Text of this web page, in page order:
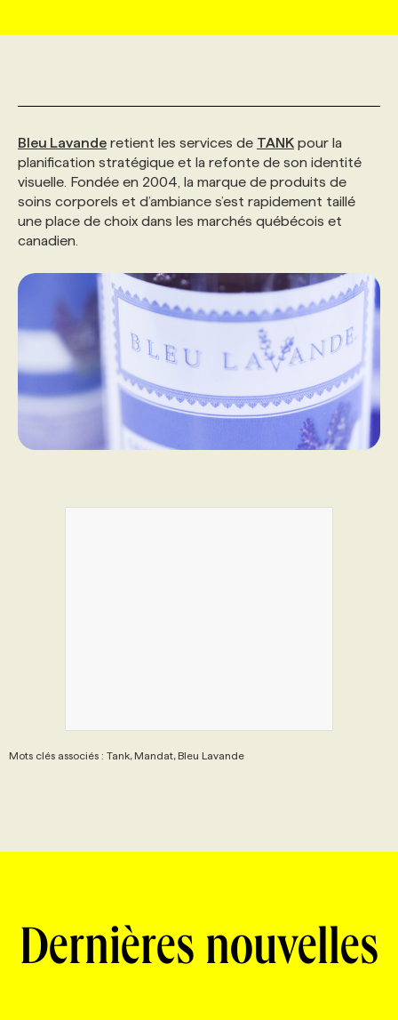
AFFAIRES DE L'INDUSTRIE
INITIATIVES NUMÉRIQUES
PRIX ET DISTINCTIONS
TENDANCES
WEB & MÉDIAS SOCIAUX
MARKETING DURABLE
GEO/SEO
ÉVÉNEMENTIEL
NOS AUTEUR‧RICES
INFOLETTRE PUBLICITÉ
ANNONCEZ AVEC NOUS
CONSULTER LA CVTHÈQUE
PROFIL ENTREPRISE
FAQ
ANNONCEZ AVEC NOUS
VOIR LES OFFRES
PROFIL CANDIDAT
FAQ
ANNONCEZ AVEC NOUS
NOS FORMATIONS EN LIGNE
NOS PARCOURS DE FORMATIONS
FORMATIONS PERSONNALISÉES
NOS FORMATEUR‧RICES
POURQUOI CHOISIR NOS FORMATIONS
NOS TARIFS
PROGRAMMES DE SUBVENTIONS
CHASSE DE TÊTE
SERVICE DE CHASSE DE TÊTE
NOS TARIFS
NOS EXPERTISES
FAQ
ANNONCEZ AVEC NOUS
Bleu Lavande retient les services de TANK pour la
planification stratégique et la refonte de son identité
visuelle. Fondée en 2004, la marque de produits de
soins corporels et d’ambiance s’est rapidement taillé
une place de choix dans les marchés québécois et
canadien.
Mots clés associés : Tank, Mandat, Bleu Lavande
Dernières nouvelles